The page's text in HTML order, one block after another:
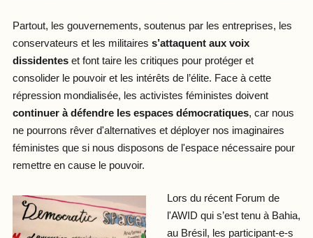
Partout, les gouvernements, soutenus par les entreprises, les
conservateurs et les militaires s’attaquent aux voix
dissidentes et font taire les critiques pour protéger et
consolider le pouvoir et les intérêts de l’élite. Face à cette
répression mondialisée, les activistes féministes doivent
continuer à défendre les espaces démocratiques, car nous
ne pourrons rêver d'alternatives et déployer nos imaginaires
féministes que si nous disposons de l'espace nécessaire pour
remettre en cause le pouvoir.
Lors du récent Forum de
l'AWID qui s’est tenu à Bahia,
au Brésil, les participant-e-s